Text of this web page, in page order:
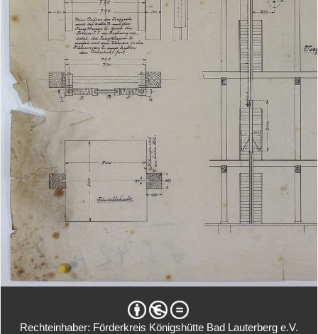
Rechteinhaber: Förderkreis Königshütte Bad Lauterberg e.V.